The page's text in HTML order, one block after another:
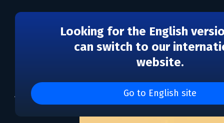
Looking for the English
can switch to our
website.
Go to English site
Journey